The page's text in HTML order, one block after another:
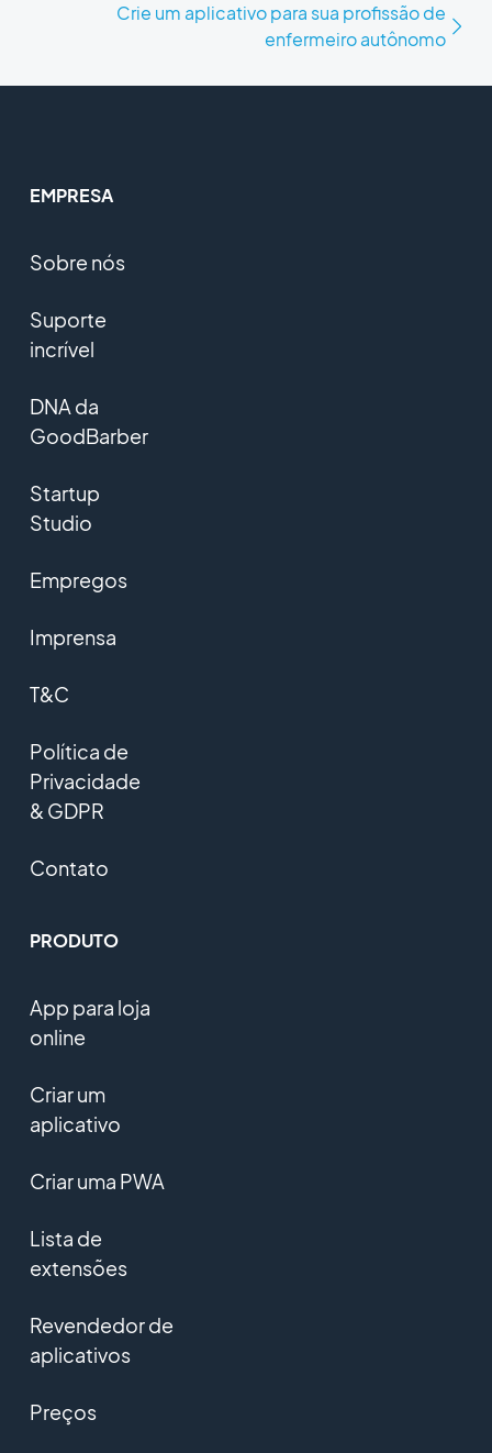
Crie um aplicativo para sua profissão de
enfermeiro autônomo
EMPRESA
Sobre nós
Suporte
incrível
DNA da
GoodBarber
Startup
Studio
Empregos
Imprensa
T&C
Política de
Privacidade
& GDPR
Contato
PRODUTO
App para loja
online
Criar um
aplicativo
Criar uma PWA
Lista de
extensões
Revendedor de
aplicativos
Preços